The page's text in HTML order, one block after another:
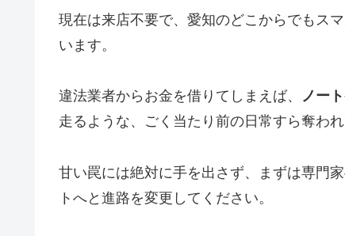
現在は来店不要で、愛知のどこからでもス
います。
違法業者からお金を借りてしまえば、 ノート
走るような、ごく当たり前の日常すら奪われ
甘い罠には絶対に手を出さず、まずは専門
トへと進路を変更してください。